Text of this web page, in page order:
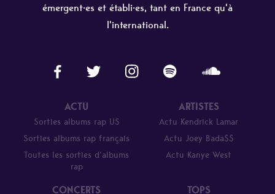
émergent·es et établi·es, tant en France qu'à
l'international.
ACTU
Sorties albums rap US
Sorties albums rap français
Toutes les sorties d’albums
rap
ARTISTES
Actu Kendrick Lamar
Actu Joey Bada$$
Actu Kanye West
CONCERTS TOPS